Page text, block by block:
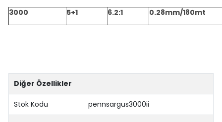
3000
5+1 6.2:1 0.28mm/180mt
Diğer Özellikler
Stok Kodu pennsargus3000ii